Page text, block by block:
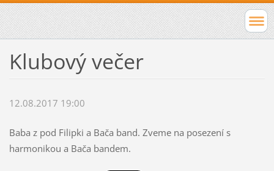
Klubový večer
12.08.2017 19:00
Baba z pod Filipki a Bača band. Zveme na posezení s
harmonikou a Bača bandem.